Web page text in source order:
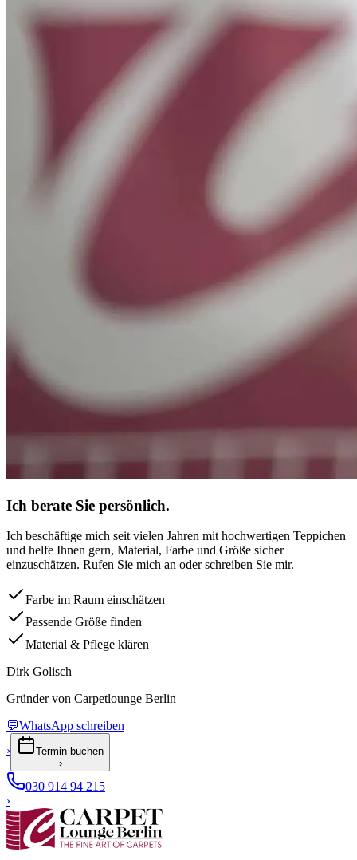
Ich berate Sie persönlich.
Ich beschäftige mich seit vielen Jahren mit hochwertigen Teppichen
und helfe Ihnen gern, Material, Farbe und Größe sicher
einzuschätzen. Rufen Sie mich an oder schreiben Sie mir.
Farbe im Raum einschätzen
Passende Größe finden
Material & Pflege klären
Dirk Golisch
Gründer von Carpetlounge Berlin
💬WhatsApp schreiben
›
Termin buchen
›
030 914 94 215
›